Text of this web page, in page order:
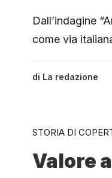
Dall’indagine
come via
di La redazione
STORIA DI
Valore